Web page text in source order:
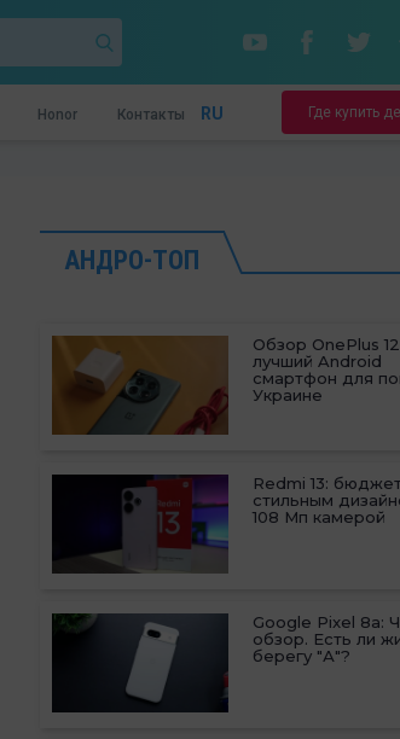
Honor Контакты RU Где купить
АНДРО-ТОП
Обзор OnePlus
лучший Android
смартфон для
Украине
Redmi 13:
стильным
108 Мп камерой
Google Pixel 8a:
обзор. Есть ли
берегу "А"?